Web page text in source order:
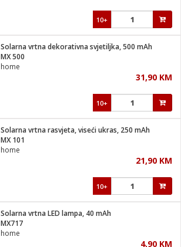
10+
Solarna vrtna dekorativna svjetiljka, 500 mAh
MX 500
home
31,90 KM
10+
Solarna vrtna rasvjeta, viseći ukras, 250 mAh
MX 101
home
21,90 KM
10+
Solarna vrtna LED lampa, 40 mAh
MX717
home
4,90 KM